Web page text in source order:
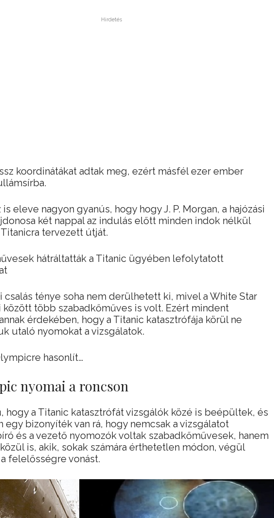
Hirdetés
koordinátákat adtak meg, ezért másfél ezer ember
is eleve nagyon gyanús, hogy hogy J. P. Morgan, a hajózási
két nappal az indulás előtt minden indok nélkül
tervezett útját.
hátráltatták a Titanic ügyében lefolytatott
csalás ténye soha nem derülhetett ki, mivel a White Star
között több szabadkőműves is volt. Ezért mindent
érdekében, hogy a Titanic katasztrófája körül ne
utaló nyomokat a vizsgálatok.
hasonlít…
nyomai a roncson
hogy a Titanic katasztrófát vizsgálók közé is beépültek, és
egy bizonyíték van rá, hogy nemcsak a vizsgálatot
és a vezető nyomozók voltak szabadkőművesek, hanem
is, akik, sokak számára érthetetlen módon, végül
felelősségre vonást.